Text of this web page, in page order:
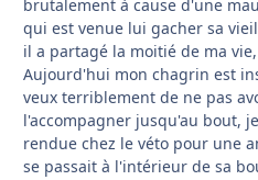
brutalement à cause d'une
qui est venue lui gacher sa
il a partagé la moitié de ma
Aujourd'hui mon chagrin est
veux terriblement de ne pas
l'accompagner jusqu'au bout,
rendue chez le véto pour une
se passait à l'intérieur de sa